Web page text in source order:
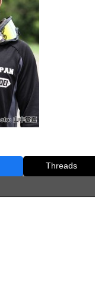
Threads